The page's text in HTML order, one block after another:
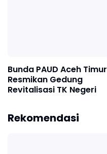
Bunda PAUD Aceh Timur
Resmikan Gedung
Revitalisasi TK Negeri
Rekomendasi